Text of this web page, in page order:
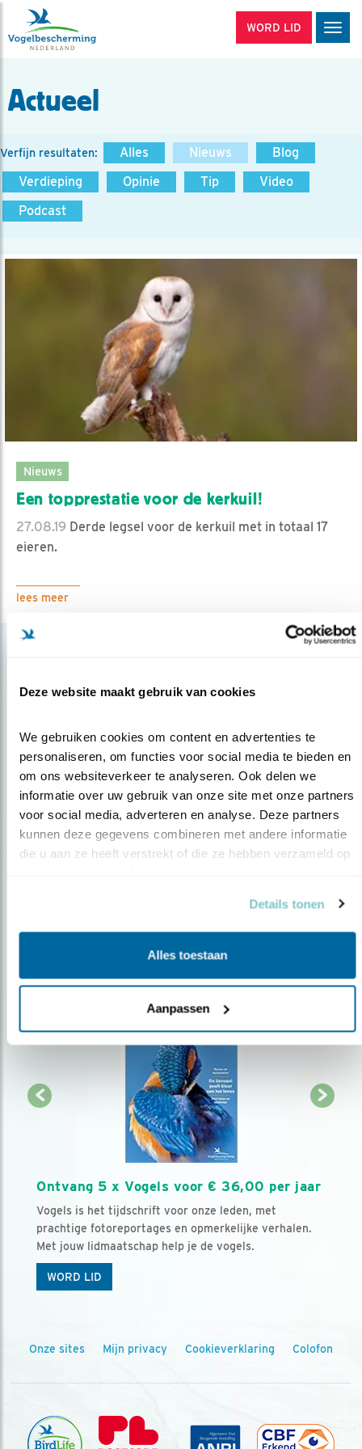
Deze website maakt gebruik van cookies
We gebruiken cookies om content en advertenties te
personaliseren, om functies voor social media te bieden en
om ons websiteverkeer te analyseren. Ook delen we
informatie over uw gebruik van onze site met onze partners
voor social media, adverteren en analyse. Deze partners
kunnen deze gegevens combineren met andere informatie
die u aan ze heeft verstrekt of die ze hebben verzameld op
Details tonen
Alles toestaan
Aanpassen
WORD LID
Actueel
Verfijn resultaten: Alles Nieuws
Blog
Verdieping
Opinie Tip
Video
Podcast
Nieuws
Een topprestatie voor de kerkuil!
27.08.19 Derde legsel voor de kerkuil met in totaal 17
eieren.
lees meer
Op de hoogte blijven?
over vogels en activiteiten van Vogelbescherming.
AANMELDEN VOGELNIEUWS
Ontvang 5 x Vogels voor € 36,00 per jaar
Vogels is het tijdschrift voor onze leden, met
prachtige fotoreportages en opmerkelijke verhalen.
Met jouw lidmaatschap help je de vogels.
WORD LID
Onze sites Mijn privacy Cookieverklaring Colofon